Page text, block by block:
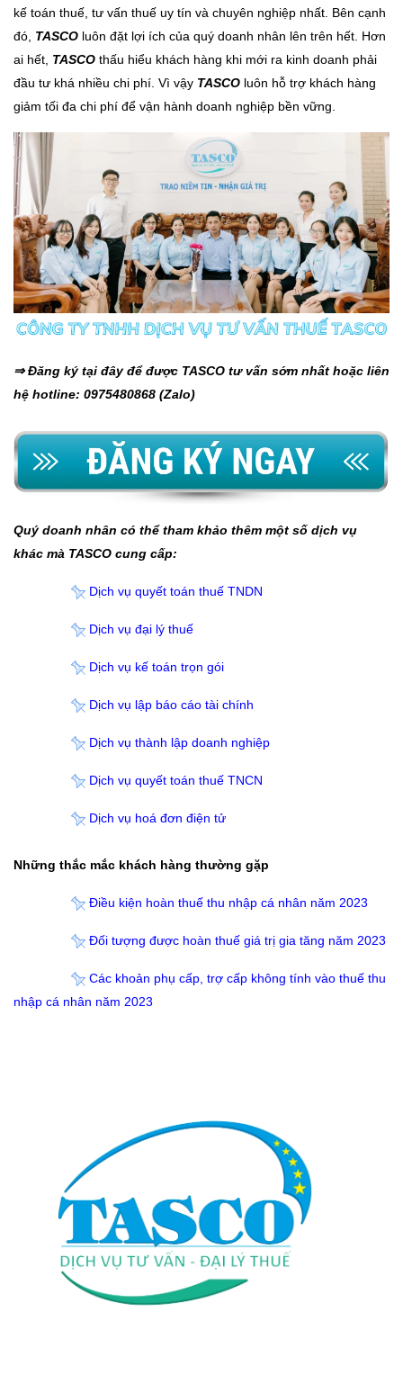
kế toán thuế, tư vấn thuế uy tín và chuyên nghiệp nhất. Bên cạnh
đó, TASCO luôn đặt lợi ích của quý doanh nhân lên trên hết. Hơn
ai hết, TASCO thấu hiểu khách hàng khi mới ra kinh doanh phải
đầu tư khá nhiều chi phí. Vì vậy TASCO luôn hỗ trợ khách hàng
giảm tối đa chi phí để vận hành doanh nghiệp bền vững.
⇒ Đăng ký tại đây để được TASCO tư vấn sớm nhất hoặc liên
hệ hotline: 0975480868 (Zalo)
Quý doanh nhân có thể tham khảo thêm một số dịch vụ
khác mà TASCO cung cấp:
Dịch vụ quyết toán thuế TNDN
Dịch vụ đại lý thuế
Dịch vụ kế toán trọn gói
Dịch vụ lập báo cáo tài chính
Dịch vụ thành lập doanh nghiệp
Dịch vụ quyết toán thuế TNCN
Dịch vụ hoá đơn điện tử
Những thắc mắc khách hàng thường gặp
Điều kiện hoàn thuế thu nhập cá nhân năm 2023
Đối tượng được hoàn thuế giá trị gia tăng năm 2023
Các khoản phụ cấp, trợ cấp không tính vào thuế thu
nhập cá nhân năm 2023